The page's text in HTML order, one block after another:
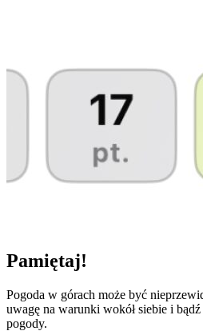
Pamiętaj!
Pogoda w górach może być
uwagę na warunki wokół siebie i
pogody.